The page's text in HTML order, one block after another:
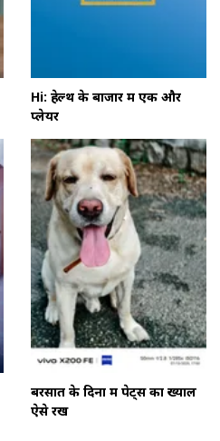
Hi: हेल्थ के बाजार में एक और
प्लेयर
बरसात के दिनों में पेट्स का ख्याल
ऐसे रखें